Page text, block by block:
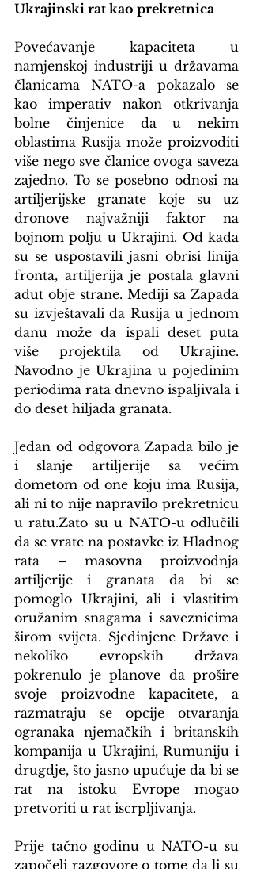
Ukrajinski rat kao prekretnica
Povećavanje kapaciteta u
namjenskoj industriji u državama
članicama NATO-a pokazalo se
kao imperativ nakon otkrivanja
bolne činjenice da u nekim
oblastima Rusija može proizvoditi
više nego sve članice ovoga saveza
zajedno. To se posebno odnosi na
artiljerijske granate koje su uz
dronove najvažniji faktor na
bojnom polju u Ukrajini. Od kada
su se uspostavili jasni obrisi linija
fronta, artiljerija je postala glavni
adut obje strane. Mediji sa Zapada
su izvještavali da Rusija u jednom
danu može da ispali deset puta
više projektila od Ukrajine.
Navodno je Ukrajina u pojedinim
periodima rata dnevno ispaljivala i
do deset hiljada granata.
Jedan od odgovora Zapada bilo je
i slanje artiljerije sa većim
dometom od one koju ima Rusija,
ali ni to nije napravilo prekretnicu
u ratu.Zato su u NATO-u odlučili
da se vrate na postavke iz Hladnog
rata – masovna proizvodnja
artiljerije i granata da bi se
pomoglo Ukrajini, ali i vlastitim
oružanim snagama i saveznicima
širom svijeta. Sjedinjene Države i
nekoliko evropskih država
pokrenulo je planove da prošire
svoje proizvodne kapacitete, a
razmatraju se opcije otvaranja
ogranaka njemačkih i britanskih
kompanija u Ukrajini, Rumuniju i
drugdje, što jasno upućuje da bi se
rat na istoku Evrope mogao
pretvoriti u rat iscrpljivanja.
Prije tačno godinu u NATO-u su
započeli razgovore o tome da li su